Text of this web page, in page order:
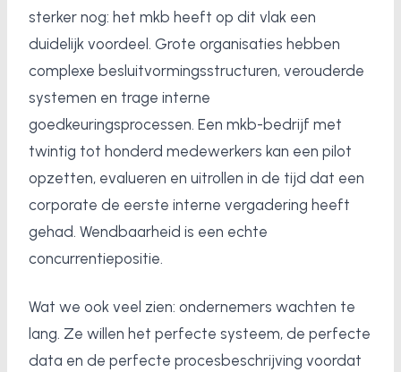
sterker nog: het mkb heeft op dit vlak een
duidelijk voordeel. Grote organisaties hebben
complexe besluitvormingsstructuren, verouderde
systemen en trage interne
goedkeuringsprocessen. Een mkb-bedrijf met
twintig tot honderd medewerkers kan een pilot
opzetten, evalueren en uitrollen in de tijd dat een
corporate de eerste interne vergadering heeft
gehad. Wendbaarheid is een echte
concurrentiepositie.
Wat we ook veel zien: ondernemers wachten te
lang. Ze willen het perfecte systeem, de perfecte
data en de perfecte procesbeschrijving voordat